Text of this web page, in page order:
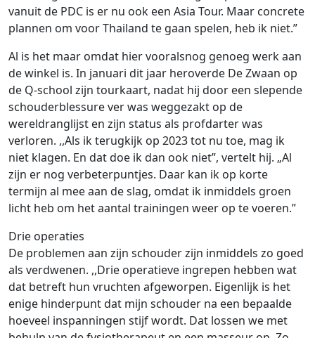
vanuit de PDC is er nu ook een Asia Tour. Maar concrete
plannen om voor Thailand te gaan spelen, heb ik niet.”
Al is het maar omdat hier vooralsnog genoeg werk aan
de winkel is. In januari dit jaar heroverde De Zwaan op
de Q-school zijn tourkaart, nadat hij door een slepende
schouderblessure ver was weggezakt op de
wereldranglijst en zijn status als profdarter was
verloren. ,,Als ik terugkijk op 2023 tot nu toe, mag ik
niet klagen. En dat doe ik dan ook niet”, vertelt hij. „Al
zijn er nog verbeterpuntjes. Daar kan ik op korte
termijn al mee aan de slag, omdat ik inmiddels groen
licht heb om het aantal trainingen weer op te voeren.”
Drie operaties
De problemen aan zijn schouder zijn inmiddels zo goed
als verdwenen. ,,Drie operatieve ingrepen hebben wat
dat betreft hun vruchten afgeworpen. Eigenlijk is het
enige hinderpunt dat mijn schouder na een bepaalde
hoeveel inspanningen stijf wordt. Dat lossen we met